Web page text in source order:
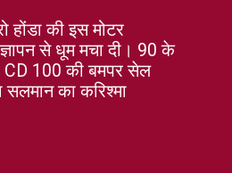
होंडा की इस मोटर
से धूम मचा दी। 90 के
CD 100 की बमपर सेल
सलमान का करिश्मा